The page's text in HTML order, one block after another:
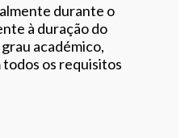
durante o
à duração do
académico,
os requisitos